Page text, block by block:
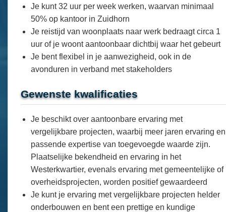
Je kunt 32 uur per week werken, waarvan minimaal
50% op kantoor in Zuidhorn
Je reistijd van woonplaats naar werk bedraagt circa 1
uur of je woont aantoonbaar dichtbij waar het gebeurt
Je bent flexibel in je aanwezigheid, ook in de
avonduren in verband met stakeholders
Gewenste kwalificaties
Je beschikt over aantoonbare ervaring met
vergelijkbare projecten, waarbij meer jaren ervaring en
passende expertise van toegevoegde waarde zijn.
Plaatselijke bekendheid en ervaring in het
Westerkwartier, evenals ervaring met gemeentelijke of
overheidsprojecten, worden positief gewaardeerd
Je kunt je ervaring met vergelijkbare projecten helder
onderbouwen en bent een prettige en kundige